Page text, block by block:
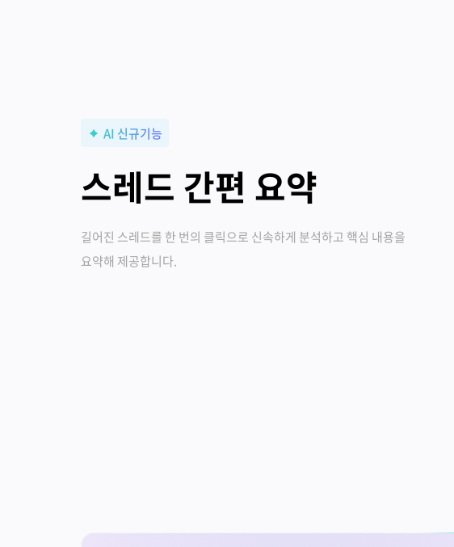
AI 신규기능
스레드 간편 요약
길어진 스레드를 한 번의 클릭으로 신속하게 분석하고 핵심 내용을
요약해 제공합니다.